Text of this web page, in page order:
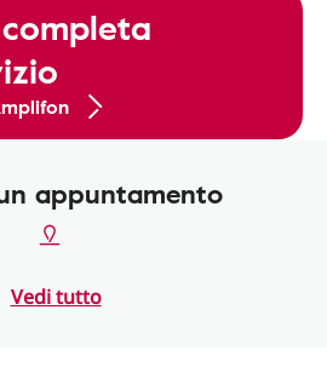
appuntamento
Vedi tutto